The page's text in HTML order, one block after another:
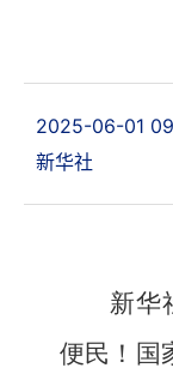
2025-06-01
新华社
新华
便民！国